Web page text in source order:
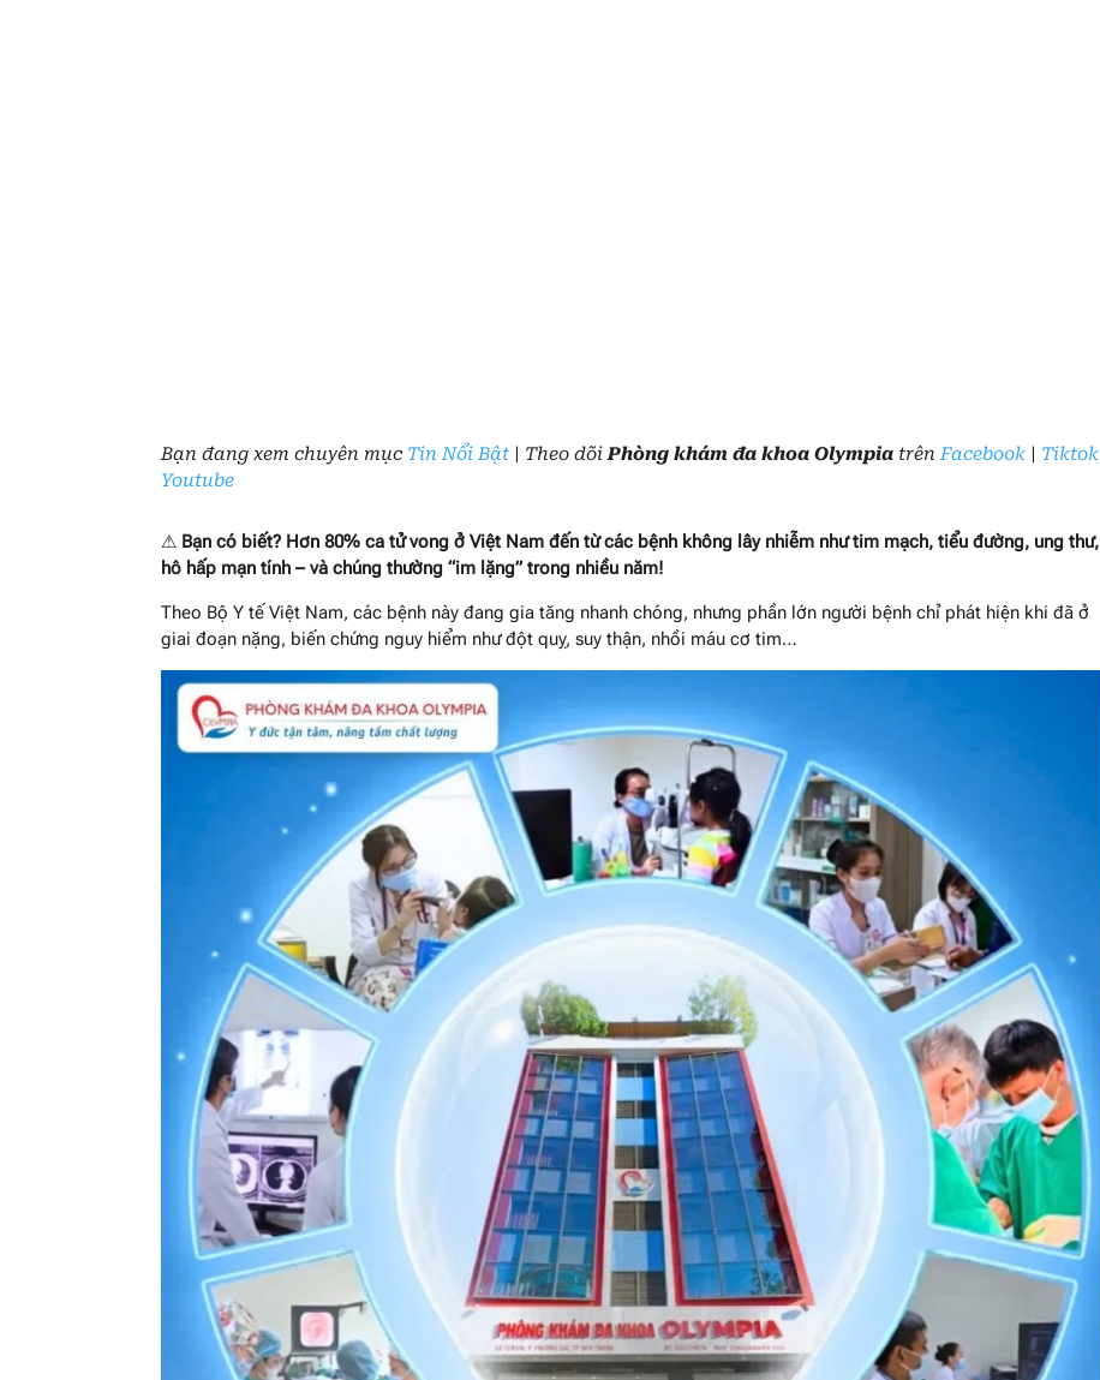
Bạn đang xem chuyên mục Tin Nổi Bật| Theo dõiPhòng khám đa khoa Olympia trênFacebook | Tiktok
Youtube
⚠ Bạn có biết? Hơn 80% ca tử vong ở Việt Nam đến từ các bệnh không lây nhiễm như tim mạch, tiểu đường, ung thư,
hô hấp mạn tính – và chúng thường “im lặng” trong nhiều năm!
Theo Bộ Y tế Việt Nam, các bệnh này đang gia tăng nhanh chóng, nhưng phần lớn người bệnh chỉ phát hiện khi đã ở
giai đoạn nặng, biến chứng nguy hiểm như đột quỵ, suy thận, nhồi máu cơ tim…